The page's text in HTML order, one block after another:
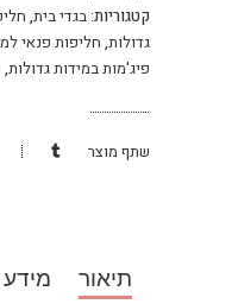
קטגוריות:בגדי בית,
גדולות, חליפות פנאי
פיג'מות במידות גדולות,
שתף מוצר
תיאור מידע